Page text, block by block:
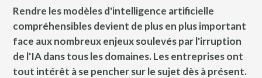
Rendre les modèles d'intelligence artificielle
compréhensibles devient de plus en plus important
face aux nombreux enjeux soulevés par l'irruption
de l'IA dans tous les domaines. Les entreprises ont
tout intérêt à se pencher sur le sujet dès à présent.